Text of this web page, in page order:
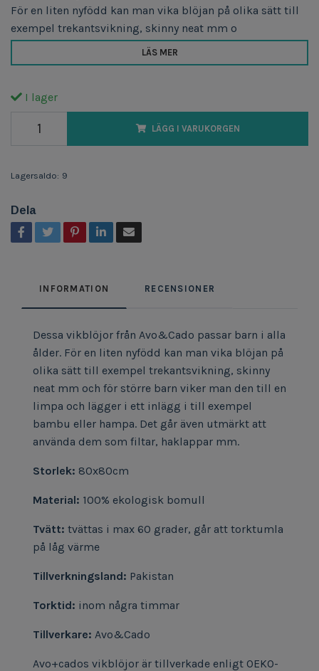
För en liten nyfödd kan man vika blöjan på olika sätt till
exempel trekantsvikning, skinny neat mm o
LÄS MER
I lager
LÄGG I VARUKORGEN
Lagersaldo: 9
Dela
INFORMATION RECENSIONER
Dessa vikblöjor från Avo&Cado passar barn i alla
ålder. För en liten nyfödd kan man vika blöjan på
olika sätt till exempel trekantsvikning, skinny
neat mm och för större barn viker man den till en
limpa och lägger i ett inlägg i till exempel
bambu eller hampa. Det går även utmärkt att
använda dem som filtar, haklappar mm.
Storlek: 80x80cm
Material: 100% ekologisk bomull
Tvätt: tvättas i max 60 grader, går att torktumla
på låg värme
Tillverkningsland: Pakistan
Torktid: inom några timmar
Tillverkare: Avo&Cado
Avo+cados vikblöjor är tillverkade enligt OEKO-